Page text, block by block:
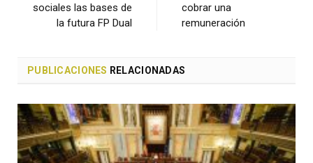
sociales las bases de
la futura FP Dual
cobrar una
remuneración
PUBLICACIONES RELACIONADAS